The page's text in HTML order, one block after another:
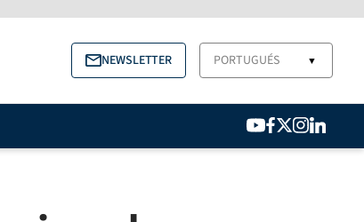
NEWSLETTER PORTUGUÉS ▼